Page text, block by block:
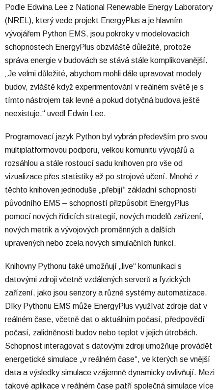
Podle Edwina Lee z National Renewable Energy Laboratory
(NREL), který vede projekt EnergyPlus a je hlavním
vývojářem Python EMS, jsou pokroky v modelovacích
schopnostech EnergyPlus obzvláště důležité, protože
správa energie v budovách se stává stále komplikovanější.
„Je velmi důležité, abychom mohli dále upravovat modely
budov, zvláště když experimentování v reálném světě je s
tímto nástrojem tak levné a pokud dotyčná budova ještě
neexistuje,“ uvedl Edwin Lee.
Programovací jazyk Python byl vybrán především pro svou
multiplatformovou podporu, velkou komunitu vývojářů a
rozsáhlou a stále rostoucí sadu knihoven pro vše od
vizualizace přes statistiky až po strojové učení. Mnohé z
těchto knihoven jednoduše „přebijí“ základní schopnosti
původního EMS – schopností přizpůsobit EnergyPlus
pomocí nových řídicích strategií, nových modelů zařízení,
nových metrik a vývojových proměnných a dalších
upravených nebo zcela nových simulačních funkcí.
Knihovny Pythonu také umožňují „live“ komunikaci s
datovými zdroji včetně vzdálených serverů a fyzických
zařízení, jako jsou senzory a různé systémy automatizace.
Díky Pythonu EMS může EnergyPlus využívat zdroje dat v
reálném čase, včetně dat o aktuálním počasí, předpovědí
počasí, zalidněnosti budov nebo teplot v jejich útrobách.
Schopnost interagovat s datovými zdroji umožňuje provádět
energetické simulace „v reálném čase“, ve kterých se vnější
data a výsledky simulace vzájemně dynamicky ovlivňují. Mezi
takové aplikace v reálném čase patří společná simulace více